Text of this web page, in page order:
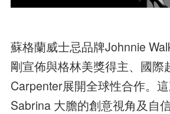
蘇格蘭威士忌品牌Johnnie
剛宣佈與格林美獎得主、國際
Carpenter展開全球性合作。
Sabrina 大膽的創意視角及自